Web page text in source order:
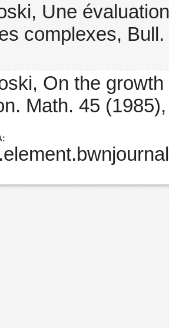
Une
complexes,
On the
Math. 45